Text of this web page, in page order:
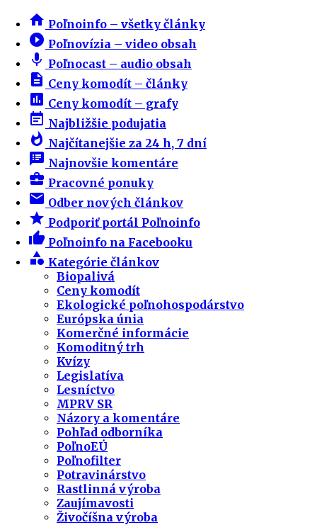
home Poľnoinfo – všetky články
play_circle_filled Poľnovízia – video obsah
mic Poľnocast – audio obsah
description Ceny komodít – články
insert_chart Ceny komodít – grafy
event_note Najbližšie podujatia
whatshot Najčítanejšie za 24 h, 7 dní
speaker_notes Najnovšie komentáre
business_center Pracovné ponuky
email Odber nových článkov
star Podporiť portál Poľnoinfo
thumb_up Poľnoinfo na Facebooku
category Kategórie článkov
Biopalivá
Ceny komodít
Ekologické poľnohospodárstvo
Európska únia
Komerčné informácie
Komoditný trh
Kvízy
Legislatíva
Lesníctvo
MPRV SR
Názory a komentáre
Pohľad odborníka
PoľnoEÚ
Poľnofilter
Potravinárstvo
Rastlinná výroba
Zaujímavosti
Živočíšna výroba